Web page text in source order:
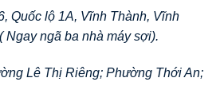
Quốc lộ 1A, Vĩnh Thành, Vĩnh
Ngay ngã ba nhà máy sợi).
Lê Thị Riêng; Phường Thới An;